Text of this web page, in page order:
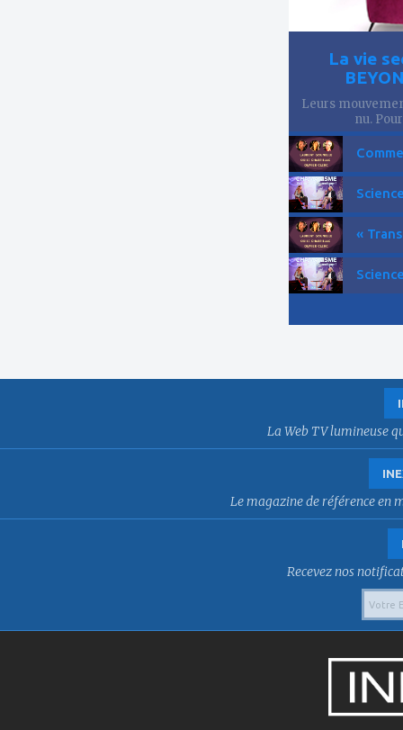
La vie
Leurs
nu.
«
La Web TV lumineuse
Le magazine de référence en
Recevez nos